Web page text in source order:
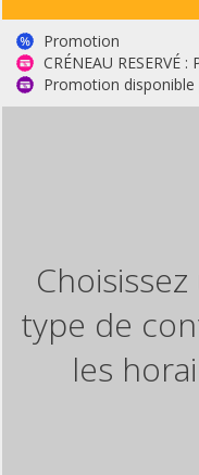
Promotion
CRÉNEAU
Promotion
type de
les